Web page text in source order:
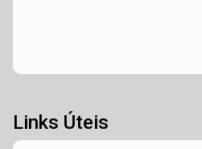
Links Úteis